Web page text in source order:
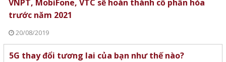
VNPT, MobiFone, VTC sẽ hoàn thành cổ phần hóa
trước năm 2021
20/08/2019
5G thay đổi tương lai của bạn như thế nào?